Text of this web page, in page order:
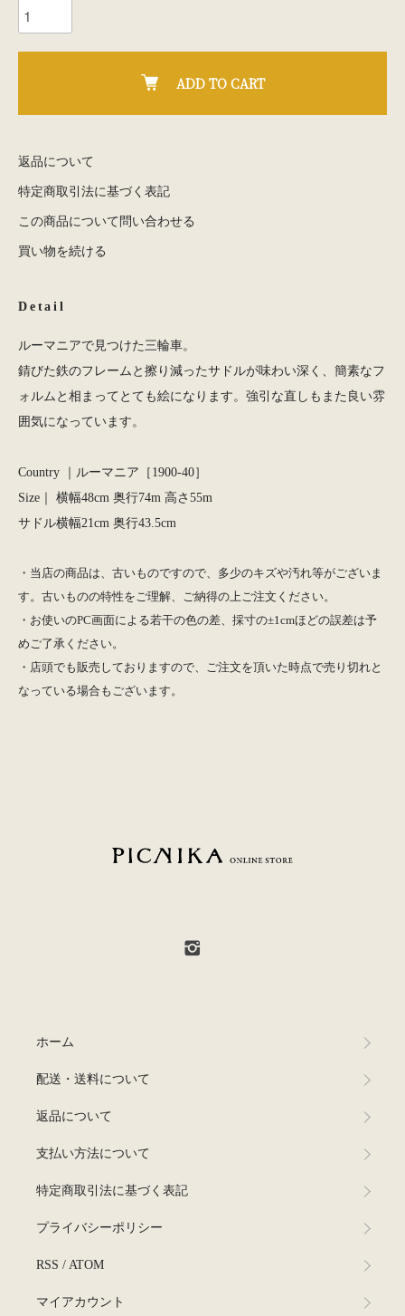
ADD TO CART
返品について
特定商取引法に基づく表記
この商品について問い合わせる
買い物を続ける
Detail
ルーマニアで見つけた三輪車。
錆びた鉄のフレームと擦り減ったサドルが味わい深く、簡素なフ
ォルムと相まってとても絵になります。強引な直しもまた良い雰
囲気になっています。
Country ｜ルーマニア［1900-40］
Size｜ 横幅48cm 奥行74m 高さ55m
サドル横幅21cm 奥行43.5cm
・当店の商品は、古いものですので、多少のキズや汚れ等がございま
す。古いものの特性をご理解、ご納得の上ご注文ください。
・お使いのPC画面による若干の色の差、採寸の±1cmほどの誤差は予
めご了承ください。
・店頭でも販売しておりますので、ご注文を頂いた時点で売り切れと
なっている場合もございます。
ホーム
配送・送料について
返品について
支払い方法について
特定商取引法に基づく表記
プライバシーポリシー
RSS / ATOM
マイアカウント